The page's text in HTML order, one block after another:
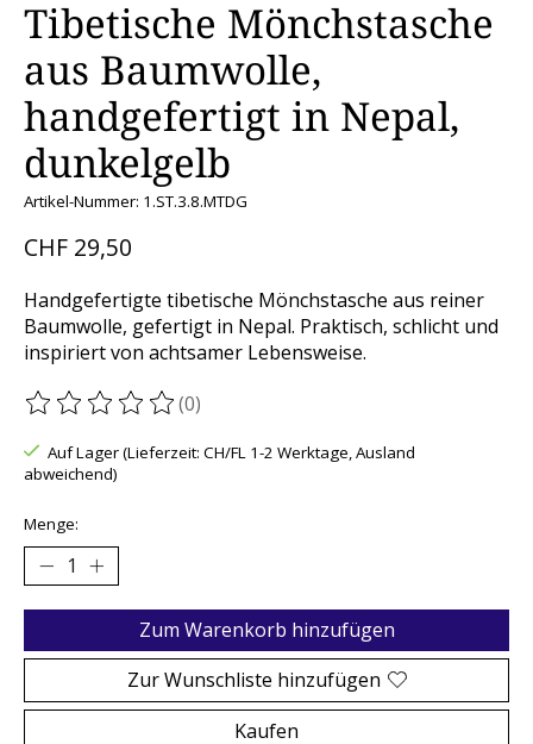
Tibetische Mönchstasche
aus Baumwolle,
handgefertigt in Nepal,
dunkelgelb
Artikel-Nummer: 1.ST.3.8.MTDG
CHF 29,50
Handgefertigte tibetische Mönchstasche aus reiner
Baumwolle, gefertigt in Nepal. Praktisch, schlicht und
inspiriert von achtsamer Lebensweise.
Die Bewertung dieses Produkts ist
(0)
Auf Lager (Lieferzeit: CH/FL 1-2 Werktage, Ausland
abweichend)
Menge:
Zum Warenkorb hinzufügen
Zur Wunschliste hinzufügen
Kaufen